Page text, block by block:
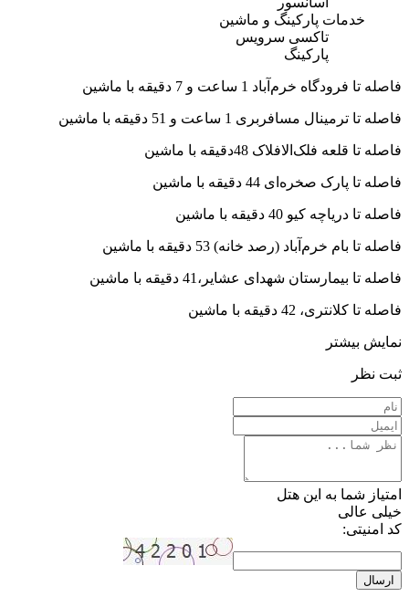
خدمات پارکینگ و ماشین
تاکسی سرویس
پارکینگ
فاصله تا فرودگاه خرم‌آباد 1 ساعت و 7 دقیقه با ماشین
فاصله تا ترمینال مسافربری 1 ساعت و 51 دقیقه با ماشین
فاصله تا قلعه فلک‌الافلاک 48دقیقه با ماشین
فاصله تا پارک صخره‌ای 44 دقیقه با ماشین
فاصله تا دریاچه کیو 40 دقیقه با ماشین
فاصله تا بام خرم‌آباد (رصد خانه) 53 دقیقه با ماشین
فاصله تا بیمارستان شهدای عشایر،41 دقیقه با ماشین
فاصله تا کلانتری، 42 دقیقه با ماشین
نمایش بیشتر
ثبت نظر
امتیاز شما به این هتل
خیلی عالی
کد امنیتی:
ارسال